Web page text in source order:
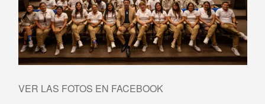
VER LAS FOTOS EN FACEBOOK